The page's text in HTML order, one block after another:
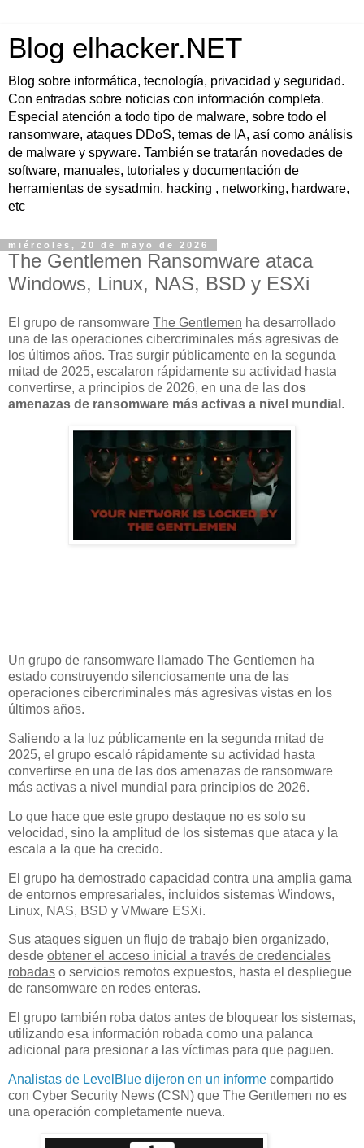
Blog elhacker.NET
Blog sobre informática, tecnología, privacidad y seguridad.
Con entradas sobre noticias con información completa.
Especial atención a todo tipo de malware, sobre todo el
ransomware, ataques DDoS, temas de IA, así como análisis
de malware y spyware. También se tratarán novedades de
software, manuales, tutoriales y documentación de
herramientas de sysadmin, hacking , networking, hardware,
etc
miércoles, 20 de mayo de 2026
The Gentlemen Ransomware ataca
Windows, Linux, NAS, BSD y ESXi
El grupo de ransomware The Gentlemen ha desarrollado
una de las operaciones cibercriminales más agresivas de
los últimos años. Tras surgir públicamente en la segunda
mitad de 2025, escalaron rápidamente su actividad hasta
convertirse, a principios de 2026, en una de las dos
amenazas de ransomware más activas a nivel mundial .
Un grupo de ransomware llamado The Gentlemen ha
estado construyendo silenciosamente una de las
operaciones cibercriminales más agresivas vistas en los
últimos años.
Saliendo a la luz públicamente en la segunda mitad de
2025, el grupo escaló rápidamente su actividad hasta
convertirse en una de las dos amenazas de ransomware
más activas a nivel mundial para principios de 2026.
Lo que hace que este grupo destaque no es solo su
velocidad, sino la amplitud de los sistemas que ataca y la
escala a la que ha crecido.
El grupo ha demostrado capacidad contra una amplia gama
de entornos empresariales, incluidos sistemas Windows,
Linux, NAS, BSD y VMware ESXi.
Sus ataques siguen un flujo de trabajo bien organizado,
desde obtener el acceso inicial a través de credenciales
robadas o servicios remotos expuestos, hasta el despliegue
de ransomware en redes enteras.
El grupo también roba datos antes de bloquear los sistemas,
utilizando esa información robada como una palanca
adicional para presionar a las víctimas para que paguen.
Analistas de LevelBlue dijeron en un informe compartido
con Cyber Security News (CSN) que The Gentlemen no es
una operación completamente nueva.